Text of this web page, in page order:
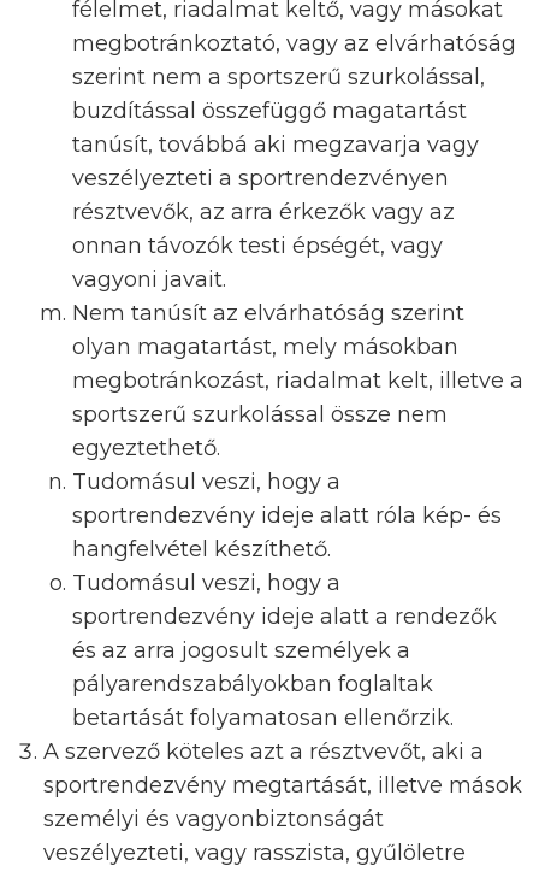
félelmet, riadalmat keltő, vagy másokat
megbotránkoztató, vagy az elvárhatóság
szerint nem a sportszerű szurkolással,
buzdítással összefüggő magatartást
tanúsít, továbbá aki megzavarja vagy
veszélyezteti a sportrendezvényen
résztvevők, az arra érkezők vagy az
onnan távozók testi épségét, vagy
vagyoni javait.
Nem tanúsít az elvárhatóság szerint
olyan magatartást, mely másokban
megbotránkozást, riadalmat kelt, illetve a
sportszerű szurkolással össze nem
egyeztethető.
Tudomásul veszi, hogy a
sportrendezvény ideje alatt róla kép- és
hangfelvétel készíthető.
Tudomásul veszi, hogy a
sportrendezvény ideje alatt a rendezők
és az arra jogosult személyek a
pályarendszabályokban foglaltak
betartását folyamatosan ellenőrzik.
A szervező köteles azt a résztvevőt, aki a
sportrendezvény megtartását, illetve mások
személyi és vagyonbiztonságát
veszélyezteti, vagy rasszista, gyűlöletre